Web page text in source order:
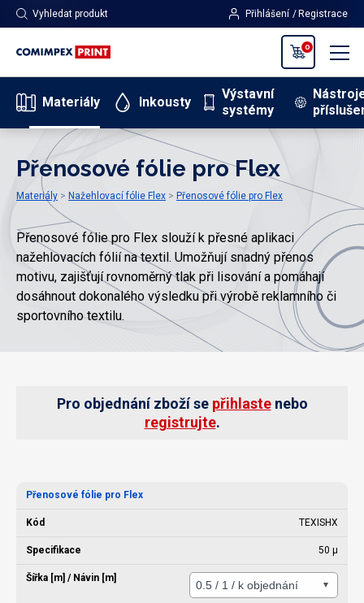
Vyhledat produkt Přihlášení Registrace
0
Materiály Inkousty
Výstavní
systémy
Přenosové fólie pro Flex
Materiály Nažehlovací fólie Flex Přenosové fólie pro Flex
Přenosové fólie pro Flex slouží k přesné aplikaci
nažehlovacích fólií na textil. Umožňují snadný přenos
motivu, zajišťují rovnoměrný tlak při lisování a pomáhají
dosáhnout dokonalého výsledku při výrobě reklamního či
sportovního textilu.
Pro objednání zboží se přihlastenebo
registrujte.
Přenosové fólie pro Flex
TEXISHX
50 µ